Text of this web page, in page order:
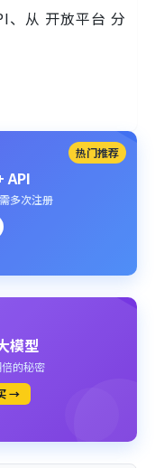
、从 开放平台 分
热门推荐
API
多次注册
模型
的秘密
→